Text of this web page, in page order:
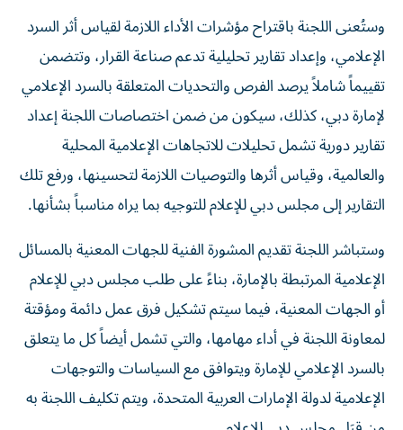
وستُعنى اللجنة باقتراح مؤشرات الأداء اللازمة لقياس أثر السرد
الإعلامي، وإعداد تقارير تحليلية تدعم صناعة القرار، وتتضمن
تقييماً شاملاً يرصد الفرص والتحديات المتعلقة بالسرد الإعلامي
لإمارة دبي، كذلك، سيكون من ضمن اختصاصات اللجنة إعداد
تقارير دورية تشمل تحليلات للاتجاهات الإعلامية المحلية
والعالمية، وقياس أثرها والتوصيات اللازمة لتحسينها، ورفع تلك
التقارير إلى مجلس دبي للإعلام للتوجيه بما يراه مناسباً بشأنها.
وستباشر اللجنة تقديم المشورة الفنية للجهات المعنية بالمسائل
الإعلامية المرتبطة بالإمارة، بناءً على طلب مجلس دبي للإعلام
أو الجهات المعنية، فيما سيتم تشكيل فرق عمل دائمة ومؤقتة
لمعاونة اللجنة في أداء مهامها، والتي تشمل أيضاً كل ما يتعلق
بالسرد الإعلامي للإمارة ويتوافق مع السياسات والتوجهات
الإعلامية لدولة الإمارات العربية المتحدة، ويتم تكليف اللجنة به